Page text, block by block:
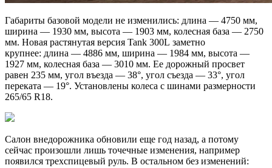
Габариты базовой модели не изменились: длина — 4750 мм,
ширина — 1930 мм, высота — 1903 мм, колесная база — 2750
мм. Новая растянутая версия Tank 300L заметно
крупнее: длина — 4886 мм, ширина — 1984 мм, высота —
1927 мм, колесная база — 3010 мм. Ее дорожный просвет
равен 235 мм, угол въезда — 38°, угол съезда — 33°, угол
переката — 19°. Установлены колеса с шинами размерности
265/65 R18.
Салон внедорожника обновили еще год назад, а потому
сейчас произошли лишь точечные изменения, например
появился трехспицевый руль. В остальном без изменений: